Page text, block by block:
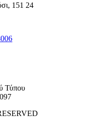
151 24
Τύπου